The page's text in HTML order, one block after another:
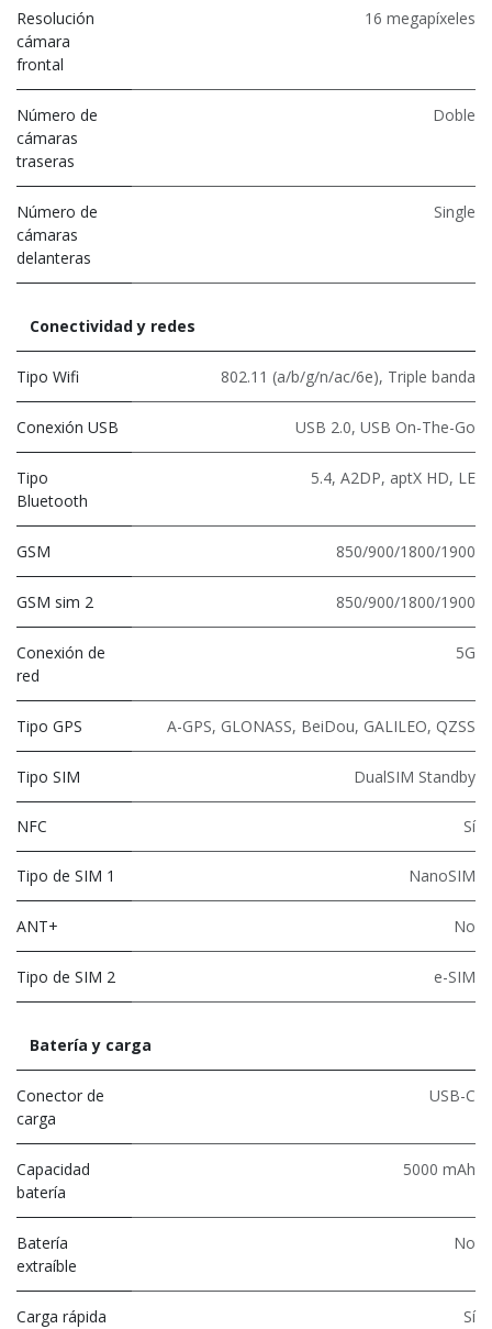
Resolución
cámara
frontal
16 megapíxeles
Número de
cámaras
traseras
Doble
Número de
cámaras
delanteras
Single
Conectividad y redes
Tipo Wifi 802.11 (a/b/g/n/ac/6e), Triple banda
Conexión USB USB 2.0, USB On-The-Go
Tipo
Bluetooth
5.4, A2DP, aptX HD, LE
GSM 850/900/1800/1900
GSM sim 2 850/900/1800/1900
Conexión de
red
5G
Tipo GPS A-GPS, GLONASS, BeiDou, GALILEO, QZSS
Tipo SIM DualSIM Standby
NFC Sí
Tipo de SIM 1 NanoSIM
ANT+ No
Tipo de SIM 2 e-SIM
Batería y carga
Conector de
carga
USB-C
Capacidad
batería
5000 mAh
Batería
extraíble
No
Carga rápida Sí